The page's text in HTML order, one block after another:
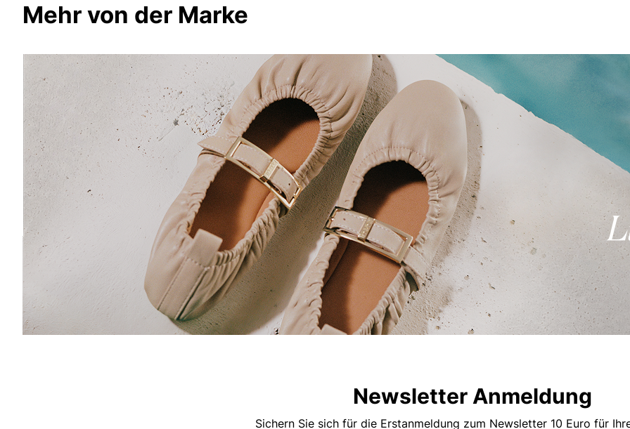
Mehr von der Marke
Newsletter Anmeldung
Sichern Sie sich für die Erstanmeldung zum Newsletter 10 Euro für